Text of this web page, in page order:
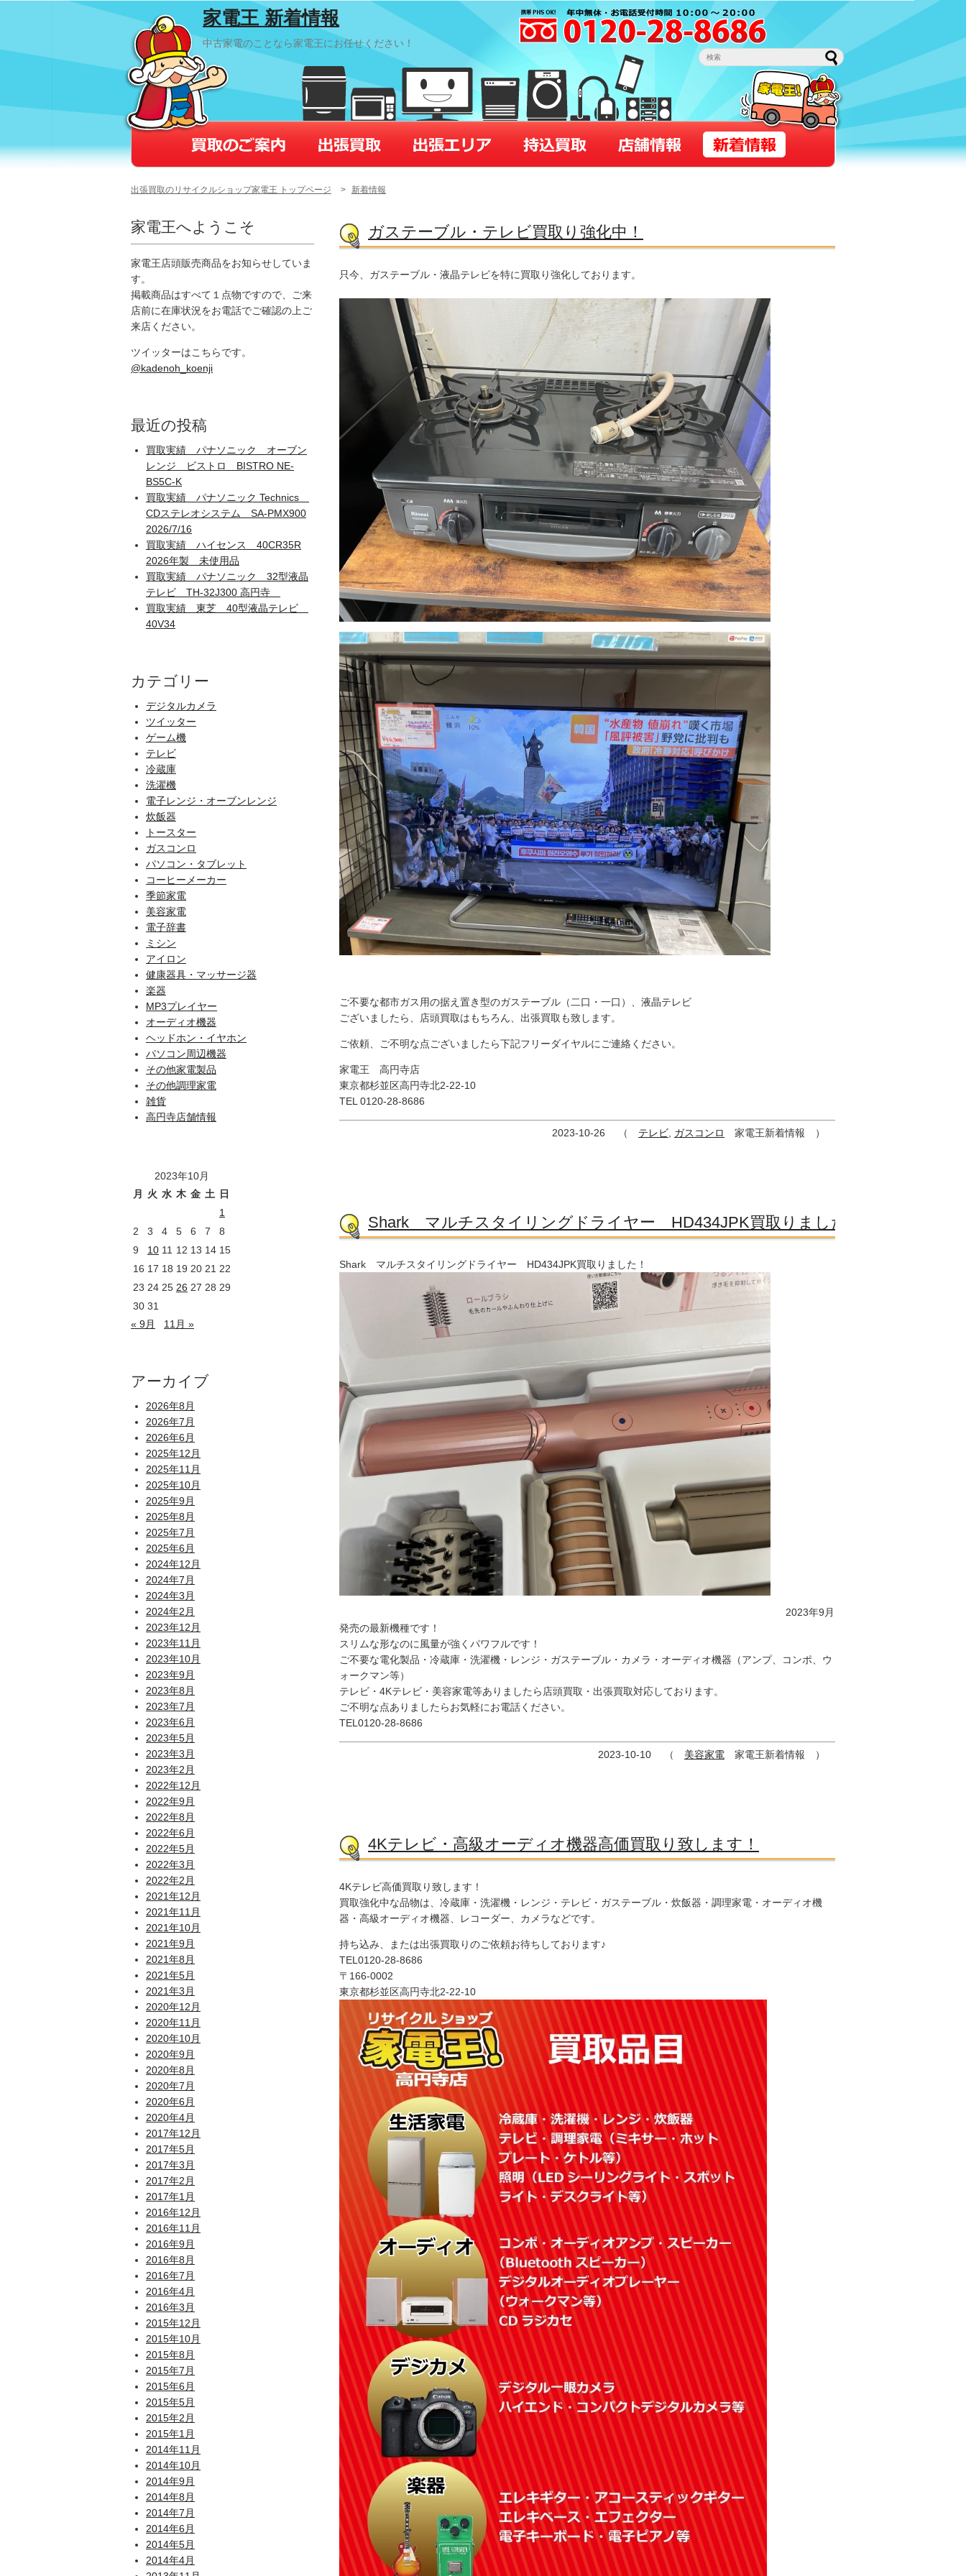
家電王 新着情報
中古家電のことなら家電王にお任せください！
出張買取のリサイクルショップ家電王 トップページ > 新着情報
ガステーブル・テレビ買取り強化中！
只今、ガステーブル・液晶テレビを特に買取り強化しております。
ご不要な都市ガス用の据え置き型のガステーブル（二口・一口）、液晶テレビ
ございましたら、店頭買取はもちろん、出張買取も致します。
ご依頼、ご不明な点ございましたら下記フリーダイヤルにご連絡ください。
家電王 高円寺店
東京都杉並区高円寺北2-22-10
TEL 0120-28-8686
2023-10-26 （ テレビ ガスコンロ 家電王新着情報 ）
Shark マルチスタイリングドライヤー HD434JPK買取りました！
Shark マルチスタイリングドライヤー HD434JPK買取りました！
2023年9月
発売の最新機種です！
スリムな形なのに風量が強くパワフルです！
ご不要な電化製品・冷蔵庫・洗濯機・レンジ・ガステーブル・カメラ・オーディオ機器（アンプ、コンポ、ウ
ォークマン等）
テレビ・4Kテレビ・美容家電等ありましたら店頭買取・出張買取対応しております。
ご不明な点ありましたらお気軽にお電話ください。
TEL0120-28-8686
2023-10-10 （ 美容家電 家電王新着情報 ）
4Kテレビ・高級オーディオ機器高価買取り致します！
4Kテレビ高価買取り致します！
買取強化中な品物は、冷蔵庫・洗濯機・レンジ・テレビ・ガステーブル・炊飯器・調理家電・オーディオ機
器・高級オーディオ機器、レコーダー、カメラなどです。
持ち込み、または出張買取りのご依頼お待ちしております♪
TEL0120-28-8686
〒166-0002
東京都杉並区高円寺北2-22-10
家電王へようこそ
家電王店頭販売商品をお知らせしていま
す。
掲載商品はすべて１点物ですので、ご来
店前に在庫状況をお電話でご確認の上ご
来店ください。
ツイッターはこちらです。
@kadenoh_koenji
最近の投稿
買取実績 パナソニック オーブン
レンジ ビストロ BISTRO NE-
BS5C-K
買取実績 パナソニック Technics
CDステレオシステム SA-PMX900
2026/7/16
買取実績 ハイセンス 40CR35R
2026年製 未使用品
買取実績 パナソニック 32型液晶
テレビ TH-32J300 高円寺
買取実績 東芝 40型液晶テレビ
40V34
カテゴリー
デジタルカメラ
ツイッター
ゲーム機
テレビ
冷蔵庫
洗濯機
電子レンジ・オーブンレンジ
炊飯器
トースター
ガスコンロ
パソコン・タブレット
コーヒーメーカー
季節家電
美容家電
電子辞書
ミシン
アイロン
健康器具・マッサージ器
楽器
MP3プレイヤー
オーディオ機器
ヘッドホン・イヤホン
パソコン周辺機器
その他家電製品
その他調理家電
雑貨
高円寺店舗情報
2023年10月
月
火 水 木 金 土 日
1
2
3 4 5 6 7
8
9
10 11 12 13 14 15
16 17 18 19 20 21 22
23 24 25 26 27 28 29
30 31
« 9月
11月 »
アーカイブ
2026年8月
2026年7月
2026年6月
2025年12月
2025年11月
2025年10月
2025年9月
2025年8月
2025年7月
2025年6月
2024年12月
2024年7月
2024年3月
2024年2月
2023年12月
2023年11月
2023年10月
2023年9月
2023年8月
2023年7月
2023年6月
2023年5月
2023年3月
2023年2月
2022年12月
2022年9月
2022年8月
2022年6月
2022年5月
2022年3月
2022年2月
2021年12月
2021年11月
2021年10月
2021年9月
2021年8月
2021年5月
2021年3月
2020年12月
2020年11月
2020年10月
2020年9月
2020年8月
2020年7月
2020年6月
2020年4月
2017年12月
2017年5月
2017年3月
2017年2月
2017年1月
2016年12月
2016年11月
2016年9月
2016年8月
2016年7月
2016年4月
2016年3月
2015年12月
2015年10月
2015年8月
2015年7月
2015年6月
2015年5月
2015年2月
2015年1月
2014年11月
2014年10月
2014年9月
2014年8月
2014年7月
2014年6月
2014年5月
2014年4月